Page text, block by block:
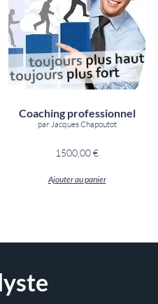
Coaching professionnel
par Jacques Chapoutot
1500,00€
Ajouter au panier